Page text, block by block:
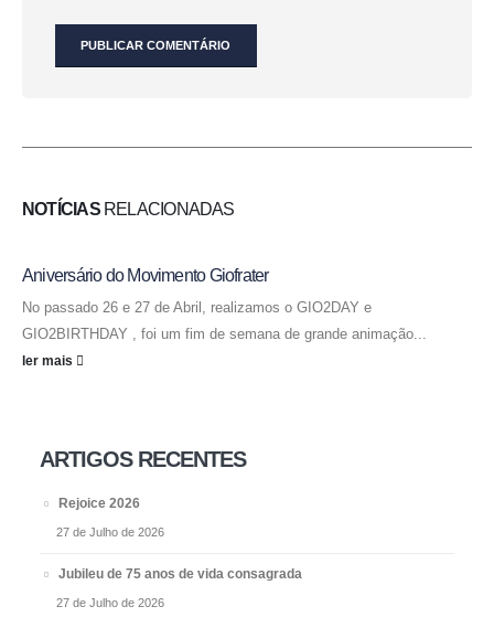
NOTÍCIASRELACIONADAS
Aniversário do Movimento Giofrater
No passado 26 e 27 de Abril, realizamos o GIO2DAY e
GIO2BIRTHDAY , foi um fim de semana de grande animação...
ler mais
ARTIGOS RECENTES
Rejoice 2026
27 de Julho de 2026
Jubileu de 75 anos de vida consagrada
27 de Julho de 2026